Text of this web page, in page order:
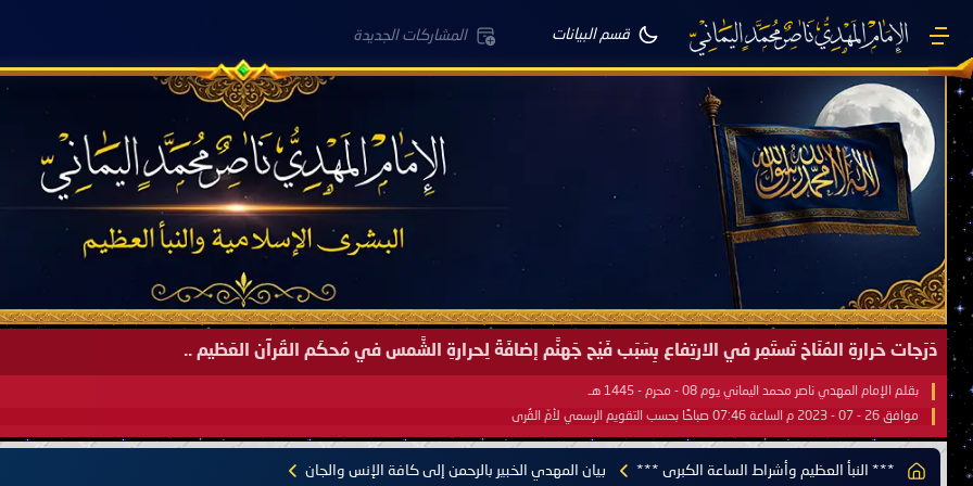
قسم البيانات المشاركات الجديدة
صَيْفُ سَقَرَ يَبدأُ في اجتياحِ شِتاءِ القُطبِ الشَّمالي كَما وعَدناكُم بالحقِّ لعَامِكم هذا (1445 هـ) ..
بقلم الإمام المهدي ناصر محمد اليماني يوم 18 - جمادى الآخرة - 1445 هـ
موافق 31 - 12 - 2023 م الساعة 07:44 صباحًا بحسب التقويم الرسمي لأمّ القُرى
*** النبأ العظيم وأشراط الساعة الكبرى *** بيان المهدي الخبير بالرحمن إلى كافة الإنس والجان